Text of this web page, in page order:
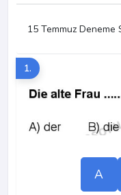
15 Temmuz Deneme
1.
A